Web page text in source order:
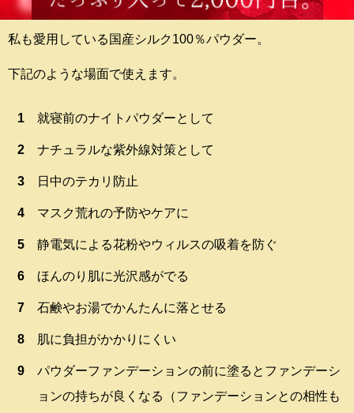
私も愛用している国産シルク100％パウダー。
下記のような場面で使えます。
就寝前のナイトパウダーとして
ナチュラルな紫外線対策として
日中のテカリ防止
マスク荒れの予防やケアに
静電気による花粉やウィルスの吸着を防ぐ
ほんのり肌に光沢感がでる
石鹸やお湯でかんたんに落とせる
肌に負担がかかりにくい
パウダーファンデーションの前に塗るとファンデーシ
ョンの持ちが良くなる（ファンデーションとの相性も